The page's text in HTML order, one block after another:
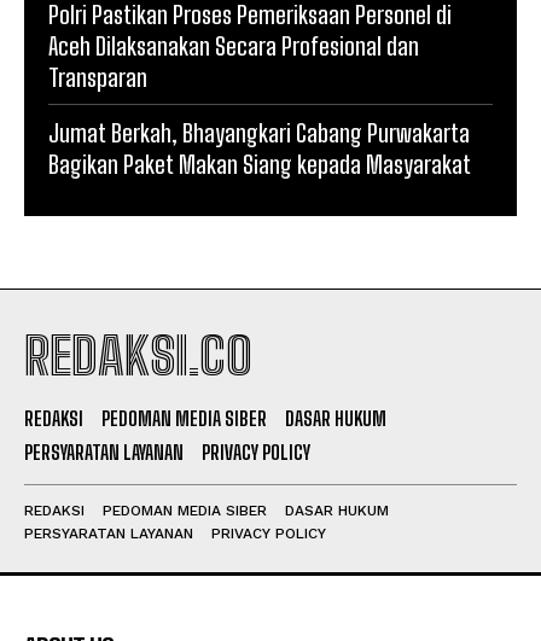
Polri Pastikan Proses Pemeriksaan Personel di
Aceh Dilaksanakan Secara Profesional dan
Transparan
Jumat Berkah, Bhayangkari Cabang Purwakarta
Bagikan Paket Makan Siang kepada Masyarakat
REDAKSI.CO
REDAKSI PEDOMAN MEDIA SIBER
DASAR HUKUM
PERSYARATAN LAYANAN
PRIVACY POLICY
REDAKSI PEDOMAN MEDIA SIBER
DASAR HUKUM
PERSYARATAN LAYANAN
PRIVACY POLICY